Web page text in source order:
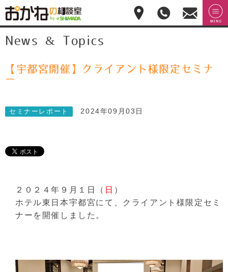
おかねの相談室 by
嶋田商事
せ
028-
News & Topics
【宇都宮開催】クライアント様限定セミナ
ー
セミナーレポート 2024年09月03日
２０２４年９月１日（ 日 ）
ホテル東日本宇都宮にて、クライアント様限定セミ
ナーを開催しました。